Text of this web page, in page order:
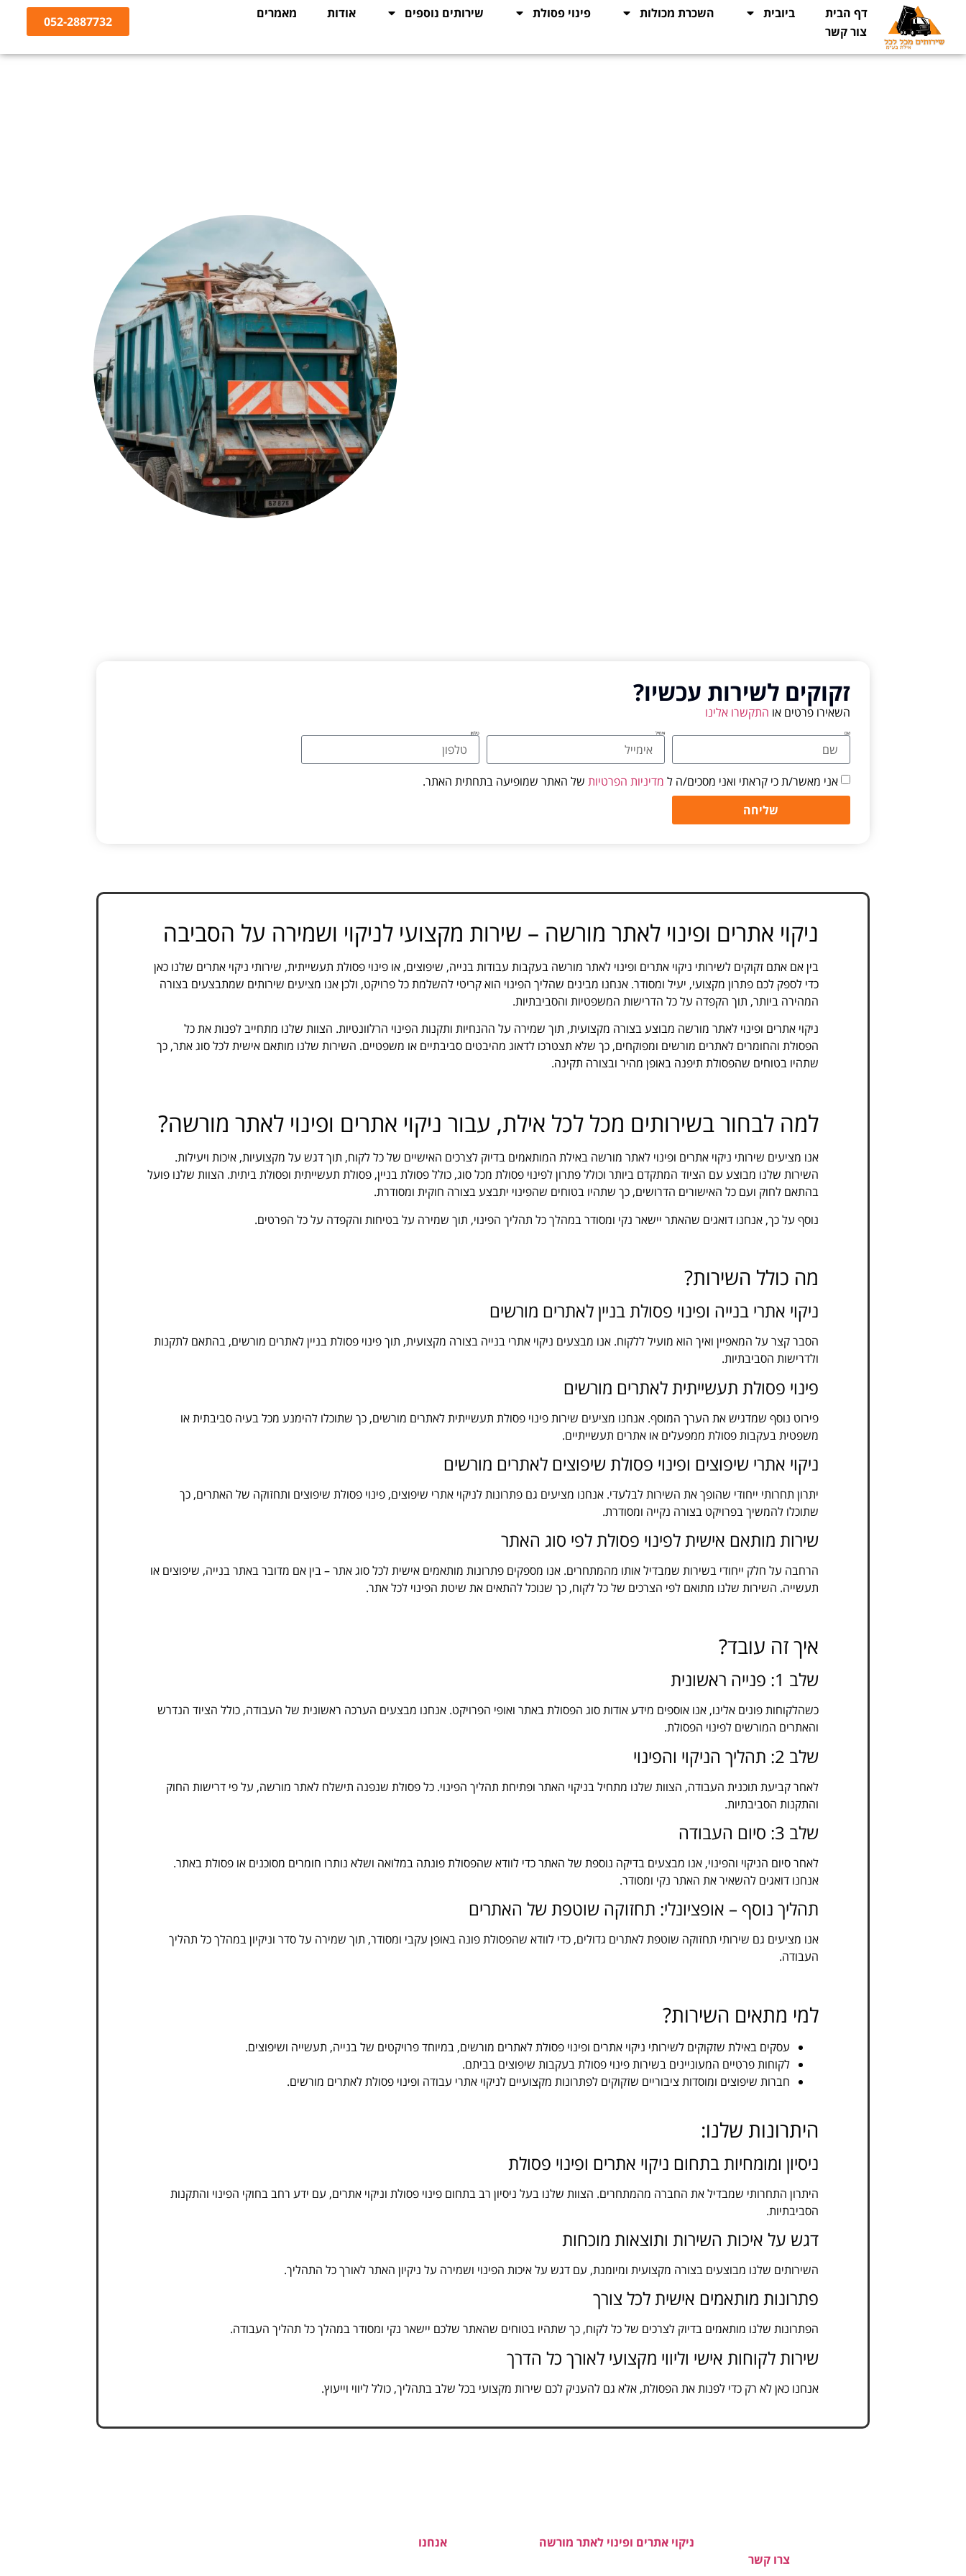
דף הבית ביובית השכרת מכולות פינוי פסולת שירותים נוספים אודות
מאמרים
צור קשר
052-2887732
זקוקים לשירות עכשיו?
השאירו פרטים או התקשרו אלינו
שם אימייל טלפון
אני מאשר/ת כי קראתי ואני מסכים/ה ל מדיניות הפרטיות של האתר שמופיעה בתחתית האתר.
שליחה
ניקוי אתרים ופינוי לאתר מורשה – שירות מקצועי לניקוי ושמירה על הסביבה
בין אם אתם זקוקים לשירותי ניקוי אתרים ופינוי לאתר מורשה בעקבות עבודות בנייה, שיפוצים, או פינוי פסולת תעשייתית, שירותי ניקוי אתרים שלנו כאן
כדי לספק לכם פתרון מקצועי, יעיל ומסודר. אנחנו מבינים שהליך הפינוי הוא קריטי להשלמת כל פרויקט, ולכן אנו מציעים שירותים שמתבצעים בצורה
המהירה ביותר, תוך הקפדה על כל הדרישות המשפטיות והסביבתיות.
ניקוי אתרים ופינוי לאתר מורשה מבוצע בצורה מקצועית, תוך שמירה על ההנחיות ותקנות הפינוי הרלוונטיות. הצוות שלנו מתחייב לפנות את כל
הפסולת והחומרים לאתרים מורשים ומפוקחים, כך שלא תצטרכו לדאוג מהיבטים סביבתיים או משפטיים. השירות שלנו מותאם אישית לכל סוג אתר, כך
שתהיו בטוחים שהפסולת תיפנה באופן מהיר ובצורה תקינה.
למה לבחור בשירותים מכל לכל אילת, עבור ניקוי אתרים ופינוי לאתר מורשה?
אנו מציעים שירותי ניקוי אתרים ופינוי לאתר מורשה באילת המותאמים בדיוק לצרכים האישיים של כל לקוח, תוך דגש על מקצועיות, איכות ויעילות.
השירות שלנו מבוצע עם הציוד המתקדם ביותר וכולל פתרון לפינוי פסולת מכל סוג, כולל פסולת בניין, פסולת תעשייתית ופסולת ביתית. הצוות שלנו פועל
בהתאם לחוק ועם כל האישורים הדרושים, כך שתהיו בטוחים שהפינוי יתבצע בצורה חוקית ומסודרת.
נוסף על כך, אנחנו דואגים שהאתר יישאר נקי ומסודר במהלך כל תהליך הפינוי, תוך שמירה על בטיחות והקפדה על כל הפרטים.
מה כולל השירות?
ניקוי אתרי בנייה ופינוי פסולת בניין לאתרים מורשים
הסבר קצר על המאפיין ואיך הוא מועיל ללקוח. אנו מבצעים ניקוי אתרי בנייה בצורה מקצועית, תוך פינוי פסולת בניין לאתרים מורשים, בהתאם לתקנות
ולדרישות הסביבתיות.
פינוי פסולת תעשייתית לאתרים מורשים
פירוט נוסף שמדגיש את הערך המוסף. אנחנו מציעים שירות פינוי פסולת תעשייתית לאתרים מורשים, כך שתוכלו להימנע מכל בעיה סביבתית או
משפטית בעקבות פסולת ממפעלים או אתרים תעשייתיים.
ניקוי אתרי שיפוצים ופינוי פסולת שיפוצים לאתרים מורשים
יתרון תחרותי ייחודי שהופך את השירות לבלעדי. אנחנו מציעים גם פתרונות לניקוי אתרי שיפוצים, פינוי פסולת שיפוצים ותחזוקה של האתרים, כך
שתוכלו להמשיך בפרויקט בצורה נקייה ומסודרת.
שירות מותאם אישית לפינוי פסולת לפי סוג האתר
הרחבה על חלק ייחודי בשירות שמבדיל אותו מהמתחרים. אנו מספקים פתרונות מותאמים אישית לכל סוג אתר – בין אם מדובר באתר בנייה, שיפוצים או
תעשייה. השירות שלנו מתואם לפי הצרכים של כל לקוח, כך שנוכל להתאים את שיטת הפינוי לכל אתר.
איך זה עובד?
שלב 1: פנייה ראשונית
כשהלקוחות פונים אלינו, אנו אוספים מידע אודות סוג הפסולת באתר ואופי הפרויקט. אנחנו מבצעים הערכה ראשונית של העבודה, כולל הציוד הנדרש
והאתרים המורשים לפינוי הפסולת.
שלב 2: תהליך הניקוי והפינוי
לאחר קביעת תוכנית העבודה, הצוות שלנו מתחיל בניקוי האתר ופתיחת תהליך הפינוי. כל פסולת שנפנה תישלח לאתר מורשה, על פי דרישות החוק
והתקנות הסביבתיות.
שלב 3: סיום העבודה
לאחר סיום הניקוי והפינוי, אנו מבצעים בדיקה נוספת של האתר כדי לוודא שהפסולת פונתה במלואה ושלא נותרו חומרים מסוכנים או פסולת באתר.
אנחנו דואגים להשאיר את האתר נקי ומסודר.
תהליך נוסף – אופציונלי: תחזוקה שוטפת של האתרים
אנו מציעים גם שירותי תחזוקה שוטפת לאתרים גדולים, כדי לוודא שהפסולת פונה באופן עקבי ומסודר, תוך שמירה על סדר וניקיון במהלך כל תהליך
העבודה.
למי מתאים השירות?
עסקים באילת שזקוקים לשירותי ניקוי אתרים ופינוי פסולת לאתרים מורשים, במיוחד פרויקטים של בנייה, תעשייה ושיפוצים.
לקוחות פרטיים המעוניינים בשירות פינוי פסולת בעקבות שיפוצים בביתם.
חברות שיפוצים ומוסדות ציבוריים שזקוקים לפתרונות מקצועיים לניקוי אתרי עבודה ופינוי פסולת לאתרים מורשים.
היתרונות שלנו:
ניסיון ומומחיות בתחום ניקוי אתרים ופינוי פסולת
היתרון התחרותי שמבדיל את החברה מהמתחרים. הצוות שלנו בעל ניסיון רב בתחום פינוי פסולת וניקוי אתרים, עם ידע רחב בחוקי הפינוי והתקנות
הסביבתיות.
דגש על איכות השירות ותוצאות מוכחות
השירותים שלנו מבוצעים בצורה מקצועית ומיומנת, עם דגש על איכות הפינוי ושמירה על ניקיון האתר לאורך כל התהליך.
פתרונות מותאמים אישית לכל צורך
הפתרונות שלנו מותאמים בדיוק לצרכים של כל לקוח, כך שתהיו בטוחים שהאתר שלכם יישאר נקי ומסודר במהלך כל תהליך העבודה.
שירות לקוחות אישי וליווי מקצועי לאורך כל הדרך
אנחנו כאן לא רק כדי לפנות את הפסולת, אלא גם להעניק לכם שירות מקצועי בכל שלב בתהליך, כולל ליווי וייעוץ.
ניקוי אתרים ופינוי לאתר מורשה אנחנו
צרו קשרעכשיו לקבלת הצעת מחיר מותאמת אישית, ייעוץ מקצועי, ולגלות איך נוכל לקדם אתכם קדימה.